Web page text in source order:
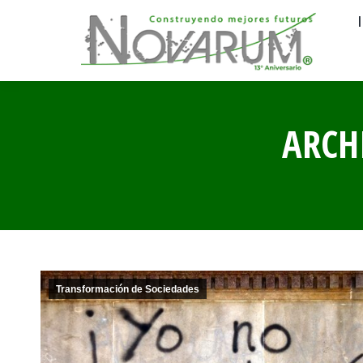
Transformación de Sociedades